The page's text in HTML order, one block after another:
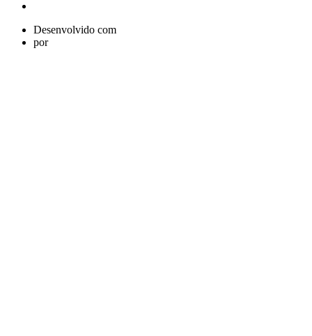
Desenvolvido com
por